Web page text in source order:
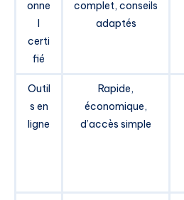
onne
l
certi
fié
complet, conseils
adaptés
Outil
s en
ligne
Rapide,
économique,
d’accès simple